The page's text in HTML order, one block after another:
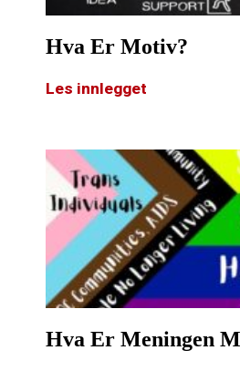
Hva Er Motiv?
Les innlegget
Hva Er Meningen